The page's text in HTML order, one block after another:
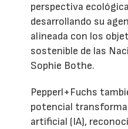
perspectiva
desarrollando su
alineada con los
sostenible de las
Sophie Bothe.
Pepperl+Fuchs
potencial
artificial (IA),